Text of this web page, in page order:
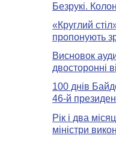
Безрукі.
«Круглий
пропонують
Висновок
двосторонні
100 днів
46-й
Рік і два
міністри